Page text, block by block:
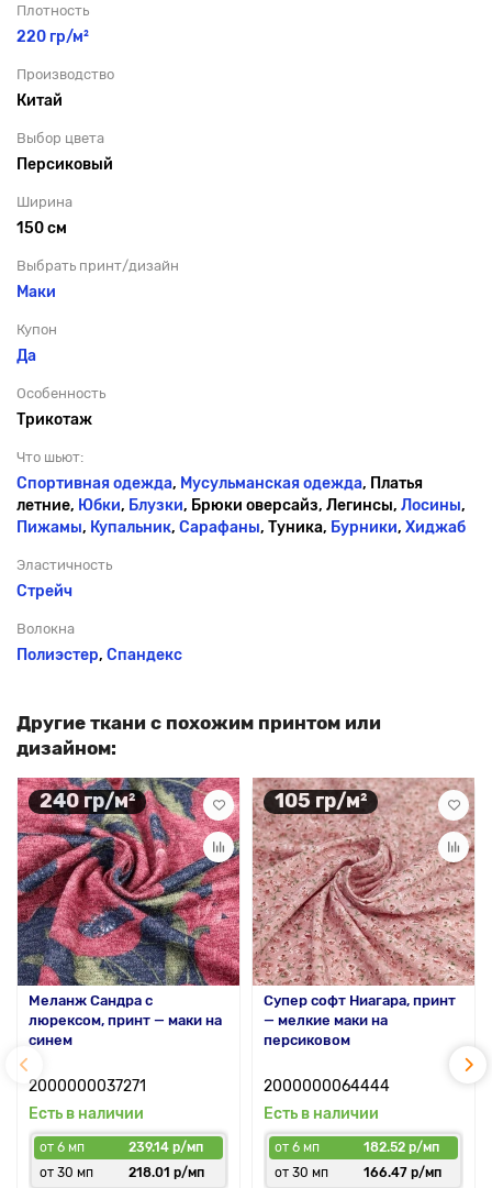
Плотность
220 гр/м²
Производство
Китай
Выбор цвета
Персиковый
Ширина
150 см
Выбрать принт/дизайн
Маки
Купон
Да
Особенность
Трикотаж
Что шьют:
Спортивная одежда, Мусульманская одежда, Платья
летние, Юбки, Блузки, Брюки оверсайз, Легинсы, Лосины,
Пижамы, Купальник, Сарафаны, Туника, Бурники, Хиджаб
Эластичность
Стрейч
Волокна
Полиэстер, Спандекс
Другие ткани с похожим принтом или
дизайном:
240 гр/м²
Меланж Сандра с
люрексом, принт — маки на
синем
2000000037271
Есть в наличии
от 6 мп
239.14 р/мп
от 30 мп
218.01 р/мп
105 гр/м²
Супер софт Ниагара, принт
— мелкие маки на
персиковом
2000000064444
Есть в наличии
от 6 мп
182.52 р/мп
от 30 мп
166.47 р/мп